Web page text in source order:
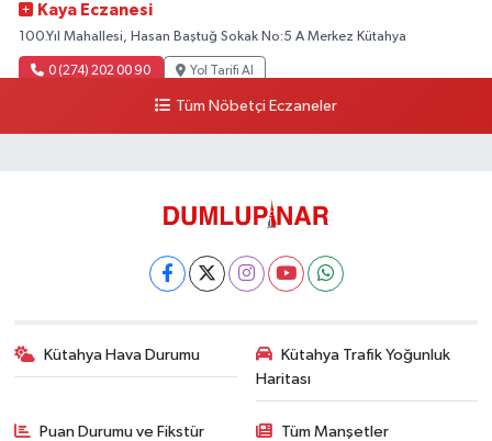
Kaya Eczanesi
100.Yıl Mahallesi, Hasan Baştuğ Sokak No:5 A Merkez Kütahya
0 (274) 202 00 90 Yol Tarifi Al
Tüm Nöbetçi Eczaneler
Kütahya Hava Durumu
Kütahya Trafik Yoğunluk
Haritası
Puan Durumu ve Fikstür Tüm Manşetler